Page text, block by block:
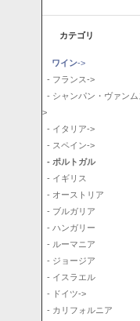
カテゴリ
ワイン->
- フランス->
- シャンパン・ヴァンム
>
- イタリア->
- スペイン->
- ポルトガル
- イギリス
- オーストリア
- ブルガリア
- ハンガリー
- ルーマニア
- ジョージア
- イスラエル
- ドイツ->
- カリフォルニア